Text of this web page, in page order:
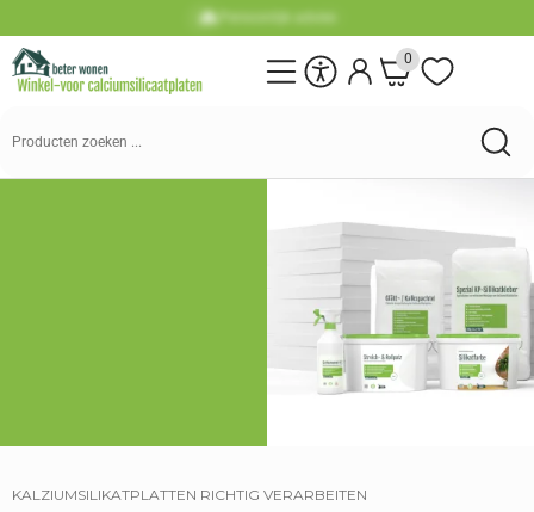
Inzameling mogelijk
0
KALZIUMSILIKATPLATTEN RICHTIG VERARBEITEN